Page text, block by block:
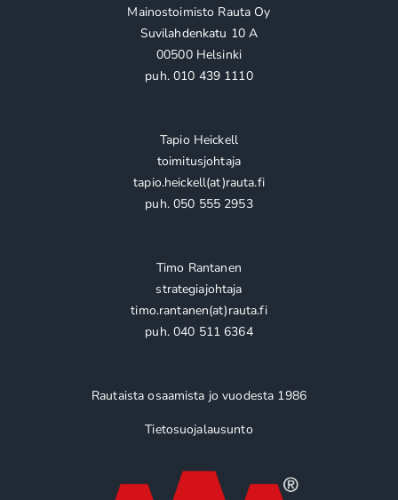
Mainostoimisto Rauta Oy
Suvilahdenkatu 10 A
00500 Helsinki
puh. 010 439 1110
Tapio Heickell
toimitusjohtaja
tapio.heickell(at)rauta.fi
puh. 050 555 2953
Timo Rantanen
strategiajohtaja
timo.rantanen(at)rauta.fi
puh. 040 511 6364
Rautaista osaamista jo vuodesta 1986
Tietosuojalausunto